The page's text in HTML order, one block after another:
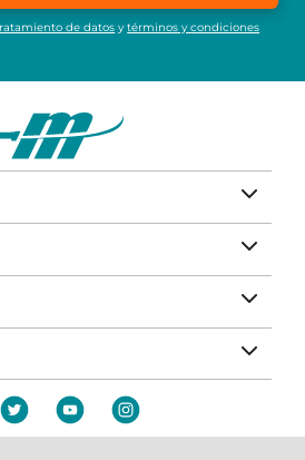
de datos ytérminos y condiciones